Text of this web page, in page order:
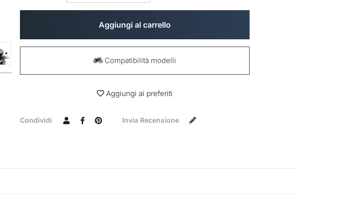
Aggiungi al carrello
Compatibilità modelli
Aggiungi ai preferiti
Condividi Invia Recensione